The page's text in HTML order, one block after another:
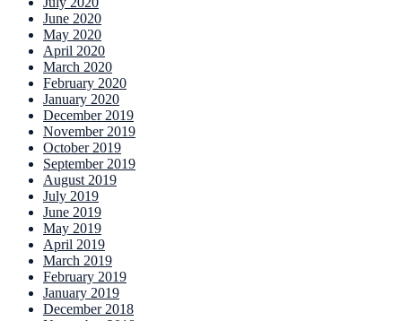
June 2020
May 2020
April 2020
March 2020
February 2020
January 2020
December 2019
November 2019
October 2019
September 2019
August 2019
July 2019
June 2019
May 2019
April 2019
March 2019
February 2019
January 2019
December 2018